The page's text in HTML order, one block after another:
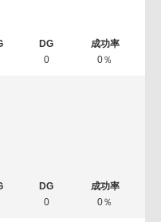
0 0％
0 0％